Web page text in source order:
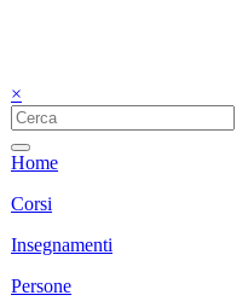
×
Home
Corsi
Insegnamenti
Persone